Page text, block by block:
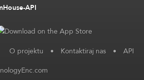
API
O projektu • Kontaktiraj nas • API